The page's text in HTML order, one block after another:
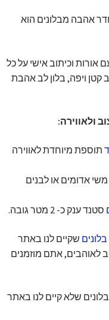
אהבה מבלונים הוא
שקופים עם אורות וכיתוב אישי על כל
קטן ויפה, בלון לב אהבת
ולאווירה:
תוספת מיוחדת לאווירה
אדומים או לבנים
סטנד ענק כ- 2 מטר גובה.
שקיים לנו באתר
לאוהבים, אתם מוזמנים
שלא קיים לנו באתר